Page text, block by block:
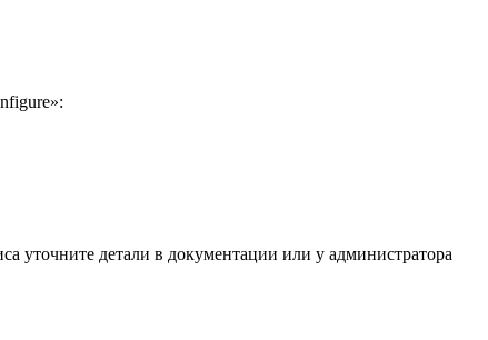
уточните детали в документации или у администратора